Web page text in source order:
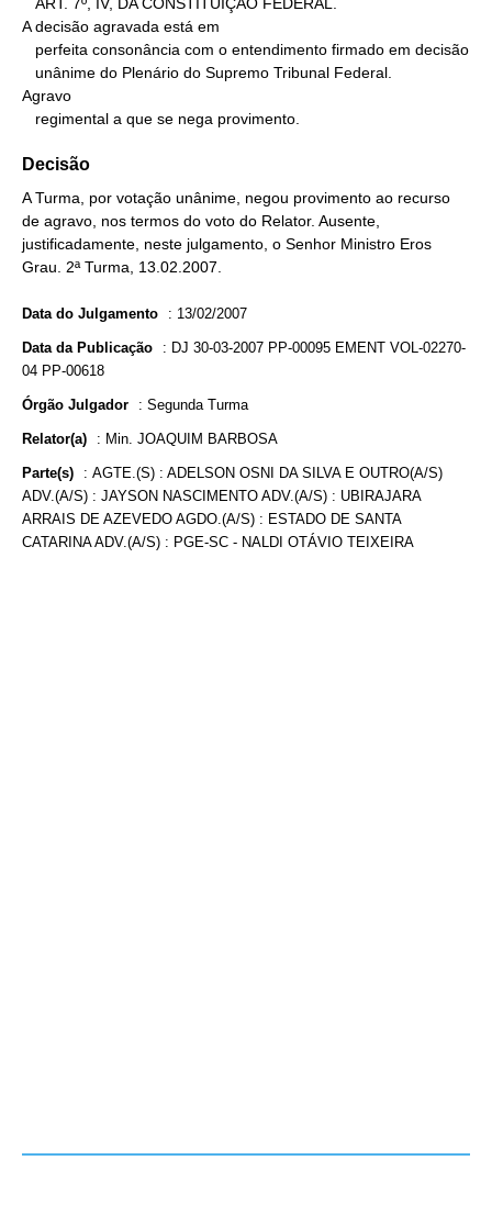
A decisão agravada está em
Agravo
   regimental a que se nega provimento.
Decisão
A Turma, por votação unânime, negou provimento ao recurso
de agravo, nos termos do voto do Relator. Ausente,
justificadamente, neste julgamento, o Senhor Ministro Eros
Grau. 2ª Turma, 13.02.2007.
Data do Julgamento : 13/02/2007
Data da Publicação : DJ 30-03-2007 PP-00095 EMENT VOL-02270-
04 PP-00618
Órgão Julgador : Segunda Turma
Relator(a) : Min. JOAQUIM BARBOSA
Parte(s) : AGTE.(S) : ADELSON OSNI DA SILVA E OUTRO(A/S)
ADV.(A/S) : JAYSON NASCIMENTO ADV.(A/S) : UBIRAJARA
ARRAIS DE AZEVEDO AGDO.(A/S) : ESTADO DE SANTA
CATARINA ADV.(A/S) : PGE-SC - NALDI OTÁVIO TEIXEIRA